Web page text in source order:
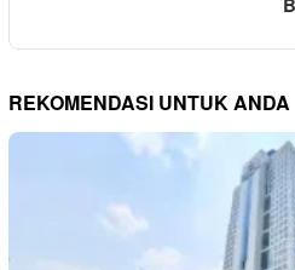
REKOMENDASI UNTUK ANDA